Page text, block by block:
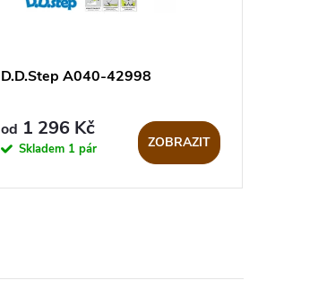
D.D.Step A040-42998
od 1 296 Kč
Skladem 1 pár ZOBRAZIT